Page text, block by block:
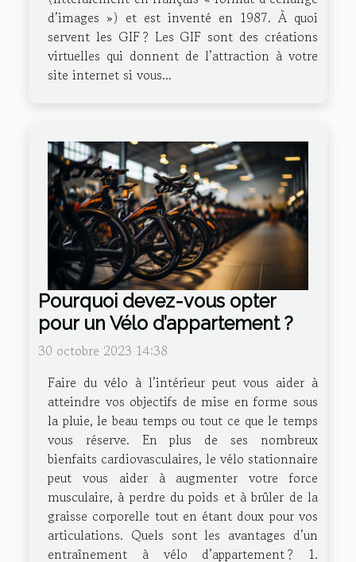
d’images ») et est inventé en 1987. À quoi
servent les GIF ? Les GIF sont des créations
virtuelles qui donnent de l’attraction à votre
site internet si vous...
Pourquoi devez-vous opter
pour un Vélo d’appartement ?
30 octobre 2023 14:38
Faire du vélo à l’intérieur peut vous aider à
atteindre vos objectifs de mise en forme sous
la pluie, le beau temps ou tout ce que le temps
vous réserve. En plus de ses nombreux
bienfaits cardiovasculaires, le vélo stationnaire
peut vous aider à augmenter votre force
musculaire, à perdre du poids et à brûler de la
graisse corporelle tout en étant doux pour vos
articulations. Quels sont les avantages d’un
entraînement à vélo d’appartement ? 1.